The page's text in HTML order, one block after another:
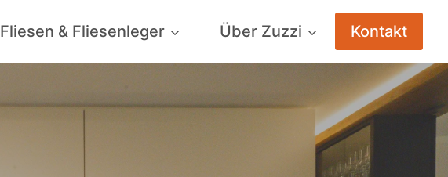
Fliesen & Fliesenleger Über Zuzzi Kontakt